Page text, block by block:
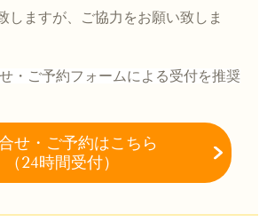
しますが、ご協力をお願い致しま
・ご予約フォームによる受付を推奨
せ・ ご予約はこちら
（24時間受付）